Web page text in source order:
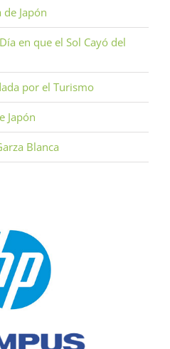
Japón
en que el Sol Cayó del
por el Turismo
Japón
Blanca